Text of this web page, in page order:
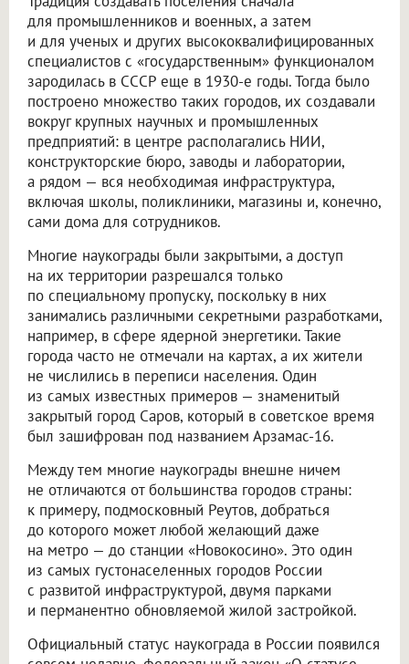
для промышленников и военных, а затем
и для ученых и других высококвалифицированных
специалистов с «государственным» функционалом
зародилась в СССР еще в 1930-е годы. Тогда было
построено множество таких городов, их создавали
вокруг крупных научных и промышленных
предприятий: в центре располагались НИИ,
конструкторские бюро, заводы и лаборатории,
а рядом — вся необходимая инфраструктура,
включая школы, поликлиники, магазины и, конечно,
сами дома для сотрудников.
Многие наукограды были закрытыми, а доступ
на их территории разрешался только
по специальному пропуску, поскольку в них
занимались различными секретными разработками,
например, в сфере ядерной энергетики. Такие
города часто не отмечали на картах, а их жители
не числились в переписи населения. Один
из самых известных примеров — знаменитый
закрытый город Саров, который в советское время
был зашифрован под названием Арзамас-16.
Между тем многие наукограды внешне ничем
не отличаются от большинства городов страны:
к примеру, подмосковный Реутов, добраться
до которого может любой желающий даже
на метро — до станции «Новокосино». Это один
из самых густонаселенных городов России
с развитой инфраструктурой, двумя парками
и перманентно обновляемой жилой застройкой.
Официальный статус наукограда в России появился